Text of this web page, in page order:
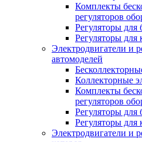
Комплекты
регуляторов
Регуляторы для
Регуляторы для
Электродвигатели и
автомоделей
Коллекторные
Комплекты
регуляторов
Регуляторы для
Регуляторы для
Электродвигатели и